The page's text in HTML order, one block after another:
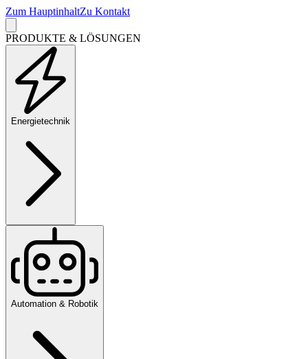
Zum HauptinhaltZu Kontakt
PRODUKTE & LÖSUNGEN
Energietechnik
Automation & Robotik